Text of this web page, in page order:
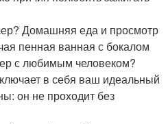
Домашняя еда и просмотр
пенная ванная с бокалом
с любимым человеком?
в себя ваш идеальный
он не проходит без